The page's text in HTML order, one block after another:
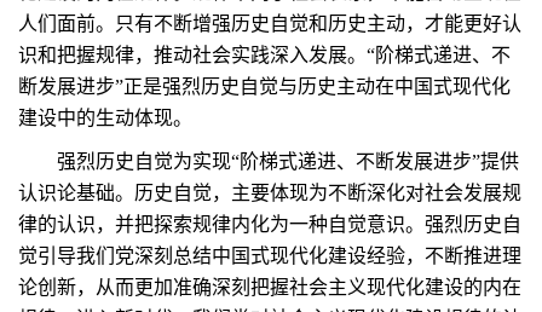
人们面前。只有不断增强历史自觉和历史主动，才能更好认
识和把握规律，推动社会实践深入发展。“阶梯式递进、不
断发展进步”正是强烈历史自觉与历史主动在中国式现代化
建设中的生动体现。
强烈历史自觉为实现“阶梯式递进、不断发展进步”提供
认识论基础。历史自觉，主要体现为不断深化对社会发展规
律的认识，并把探索规律内化为一种自觉意识。强烈历史自
觉引导我们党深刻总结中国式现代化建设经验，不断推进理
论创新，从而更加准确深刻把握社会主义现代化建设的内在